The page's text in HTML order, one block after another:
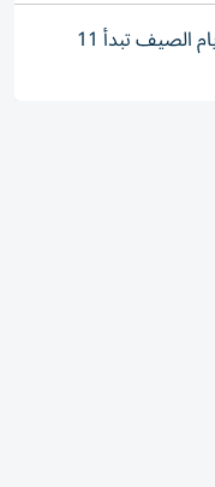
الإمارات.. «مرخيات القلايد» أشدّ أيام الصيف تبدأ 11